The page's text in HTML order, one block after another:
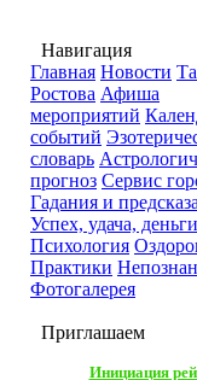
Навигация
Главная Новости
Ростова Афиша
мероприятий
событий
словарь
прогноз Сервис
Гадания и
Успех, удача, деньги
Психология
Практики
Фотогалерея
Приглашаем
Инициация